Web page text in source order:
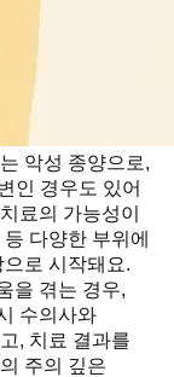
악성 종양으로,
인 경우도 있어
료의 가능성이
다양한 부위에
로 시작돼요.
을 겪는 경우,
수의사와
, 치료 결과를
주의 깊은